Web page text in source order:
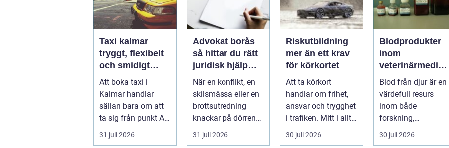
Taxi kalmar
tryggt, flexibelt
och smidigt
genom hela
resan
Att boka taxi i
Kalmar handlar
sällan bara om att
ta sig från punkt A
till punkt B. För
många är res...
31 juli 2026
Advokat borås
så hittar du rätt
juridisk hjälp
när livet
krånglar
När en konflikt, en
skilsmässa eller en
brottsutredning
knackar på dörren
förändras vardagen
snabbt....
31 juli 2026
Riskutbildning
mer än ett krav
för körkortet
Att ta körkort
handlar om frihet,
ansvar och trygghet
i trafiken. Mitt i allt
detta finns
riskutbild...
30 juli 2026
Blodprodukter
inom
veterinärmedici
n funktion,
kvalitet och
användning
Blod från djur är en
värdefull resurs
inom både
forskning,
diagnostik och
veterinärmedicin.
30 juli 2026